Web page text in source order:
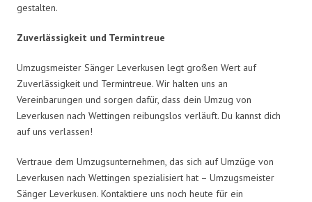
gestalten.
Zuverlässigkeit und Termintreue
Umzugsmeister Sänger Leverkusen legt großen Wert auf
Zuverlässigkeit und Termintreue. Wir halten uns an
Vereinbarungen und sorgen dafür, dass dein Umzug von
Leverkusen nach Wettingen reibungslos verläuft. Du kannst dich
auf uns verlassen!
Vertraue dem Umzugsunternehmen, das sich auf Umzüge von
Leverkusen nach Wettingen spezialisiert hat – Umzugsmeister
Sänger Leverkusen. Kontaktiere uns noch heute für ein